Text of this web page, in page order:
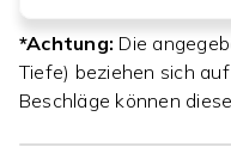
*Achtung: Die
Tiefe) beziehen sich
Beschläge können